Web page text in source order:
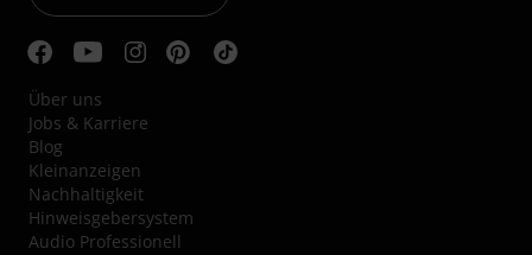
Über uns
Jobs & Karriere
Blog
Kleinanzeigen
Nachhaltigkeit
Hinweisgebersystem
Audio Professionell